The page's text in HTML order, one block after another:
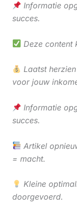
Informatie
succes.
Deze content
Laatst
voor jouw
Informatie
succes.
Artikel
= macht.
Kleine
doorgevoerd.